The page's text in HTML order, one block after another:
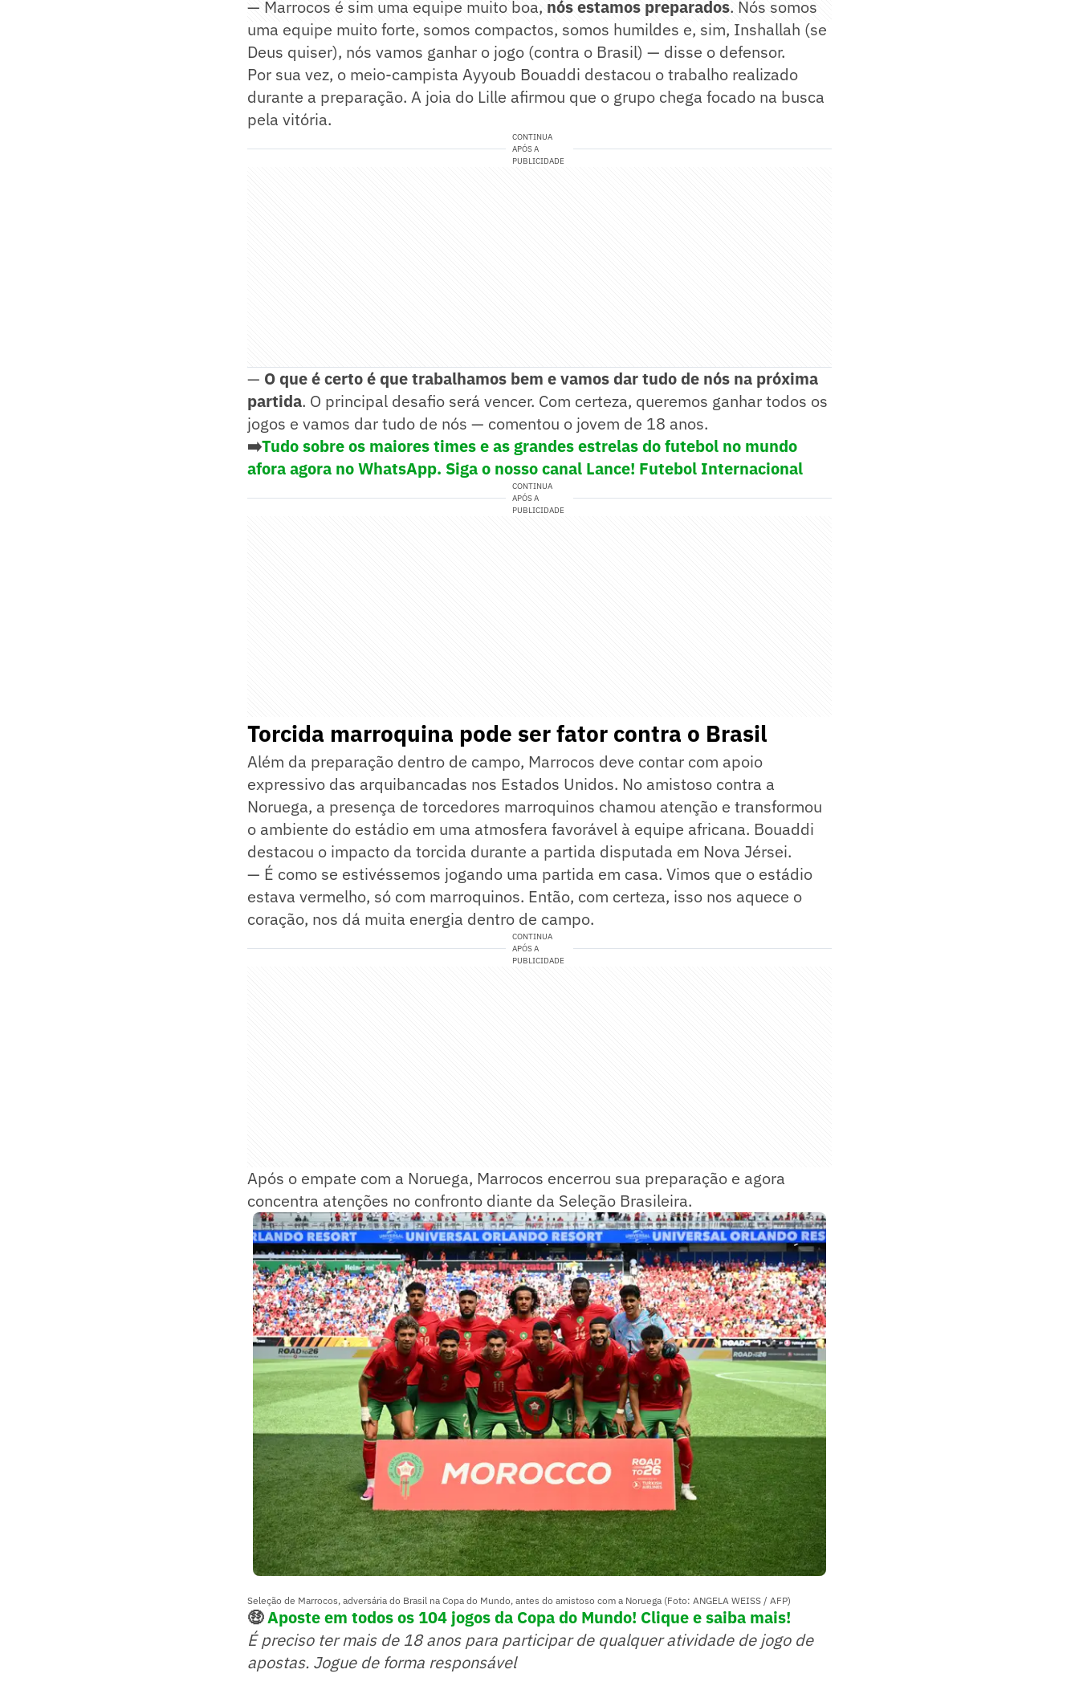
— Marrocos é sim uma equipe muito boa, nós estamos preparados. Nós somos
uma equipe muito forte, somos compactos, somos humildes e, sim, Inshallah (se
Deus quiser), nós vamos ganhar o jogo (contra o Brasil) — disse o defensor.
Por sua vez, o meio-campista Ayyoub Bouaddi destacou o trabalho realizado
durante a preparação. A joia do Lille afirmou que o grupo chega focado na busca
pela vitória.
CONTINUA
APÓS A
PUBLICIDADE
— O que é certo é que trabalhamos bem e vamos dar tudo de nós na próxima
partida. O principal desafio será vencer. Com certeza, queremos ganhar todos os
jogos e vamos dar tudo de nós — comentou o jovem de 18 anos.
➡️Tudo sobre os maiores times e as grandes estrelas do futebol no mundo
afora agora no WhatsApp. Siga o nosso canal Lance! Futebol Internacional
CONTINUA
APÓS A
PUBLICIDADE
Torcida marroquina pode ser fator contra o Brasil
Além da preparação dentro de campo, Marrocos deve contar com apoio
expressivo das arquibancadas nos Estados Unidos. No amistoso contra a
Noruega, a presença de torcedores marroquinos chamou atenção e transformou
o ambiente do estádio em uma atmosfera favorável à equipe africana. Bouaddi
destacou o impacto da torcida durante a partida disputada em Nova Jérsei.
— É como se estivéssemos jogando uma partida em casa. Vimos que o estádio
estava vermelho, só com marroquinos. Então, com certeza, isso nos aquece o
coração, nos dá muita energia dentro de campo.
CONTINUA
APÓS A
PUBLICIDADE
Após o empate com a Noruega, Marrocos encerrou sua preparação e agora
concentra atenções no confronto diante da Seleção Brasileira.
Seleção de Marrocos, adversária do Brasil na Copa do Mundo, antes do amistoso com a Noruega (Foto: ANGELA WEISS / AFP)
🤑Aposte em todos os 104 jogos da Copa do Mundo! Clique e saiba mais!
É preciso ter mais de 18 anos para participar de qualquer atividade de jogo de
apostas. Jogue de forma responsável